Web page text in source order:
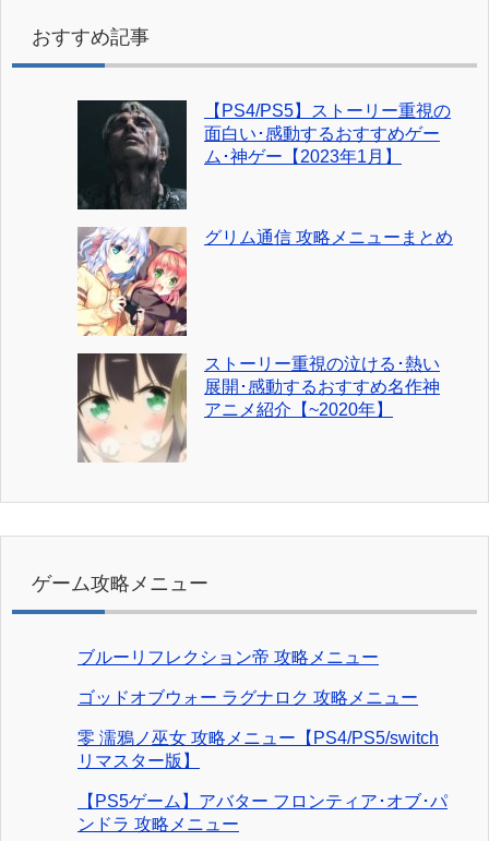
おすすめ記事
【PS4/PS5】ストーリー重視の
面白い･感動するおすすめゲー
ム･神ゲー【2023年1月】
グリム通信 攻略メニューまとめ
ストーリー重視の泣ける･熱い
展開･感動するおすすめ名作神
アニメ紹介【~2020年】
ゲーム攻略メニュー
ブルーリフレクション帝 攻略メニュー
ゴッドオブウォー ラグナロク 攻略メニュー
零 濡鴉ノ巫女 攻略メニュー【PS4/PS5/switch
リマスター版】
【PS5ゲーム】アバター フロンティア･オブ･パ
ンドラ 攻略メニュー